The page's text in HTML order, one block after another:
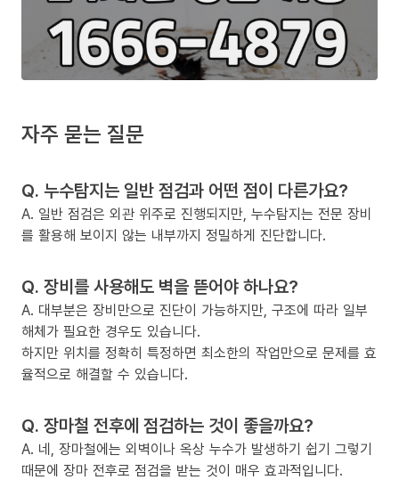
자주 묻는 질문
Q. 누수탐지는 일반 점검과 어떤 점이 다른가요?
A. 일반 점검은 외관 위주로 진행되지만, 누수탐지는 전문 장비
를 활용해 보이지 않는 내부까지 정밀하게 진단합니다.
Q. 장비를 사용해도 벽을 뜯어야 하나요?
A. 대부분은 장비만으로 진단이 가능하지만, 구조에 따라 일부
해체가 필요한 경우도 있습니다.
하지만 위치를 정확히 특정하면 최소한의 작업만으로 문제를 효
율적으로 해결할 수 있습니다.
Q. 장마철 전후에 점검하는 것이 좋을까요?
A. 네, 장마철에는 외벽이나 옥상 누수가 발생하기 쉽기 그렇기
때문에 장마 전후로 점검을 받는 것이 매우 효과적입니다.